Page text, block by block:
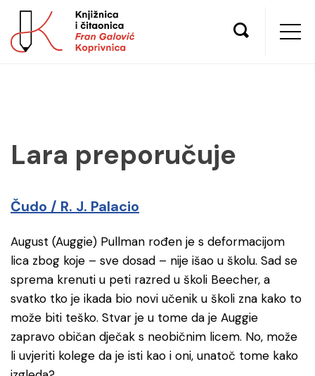
Lara preporučuje
Čudo / R. J. Palacio
August (Auggie) Pullman rođen je s deformacijom
lica zbog koje – sve dosad – nije išao u školu. Sad se
sprema krenuti u peti razred u školi Beecher, a
svatko tko je ikada bio novi učenik u školi zna kako to
može biti teško. Stvar je u tome da je Auggie
zapravo običan dječak s neobičnim licem. No, može
li uvjeriti kolege da je isti kao i oni, unatoč tome kako